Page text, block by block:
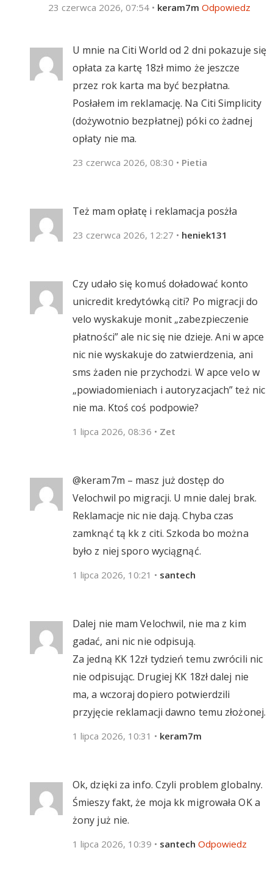
23 czerwca 2026, 07:54 • keram7m Odpowiedz
U mnie na Citi World od 2 dni pokazuje się
opłata za kartę 18zł mimo że jeszcze
przez rok karta ma być bezpłatna.
Posłałem im reklamację. Na Citi Simplicity
(dożywotnio bezpłatnej) póki co żadnej
opłaty nie ma.
23 czerwca 2026, 08:30 • Pietia
Też mam opłatę i reklamacja posżła
23 czerwca 2026, 12:27 • heniek131
Czy udało się komuś doładować konto
unicredit kredytówką citi? Po migracji do
velo wyskakuje monit „zabezpieczenie
płatności” ale nic się nie dzieje. Ani w apce
nic nie wyskakuje do zatwierdzenia, ani
sms żaden nie przychodzi. W apce velo w
„powiadomieniach i autoryzacjach” też nic
nie ma. Ktoś coś podpowie?
1 lipca 2026, 08:36 • Zet
@keram7m – masz już dostęp do
Velochwil po migracji. U mnie dalej brak.
Reklamacje nic nie dają. Chyba czas
zamknąć tą kk z citi. Szkoda bo można
było z niej sporo wyciągnąć.
1 lipca 2026, 10:21 • santech
Dalej nie mam Velochwil, nie ma z kim
gadać, ani nic nie odpisują.
Za jedną KK 12zł tydzień temu zwrócili nic
nie odpisując. Drugiej KK 18zł dalej nie
ma, a wczoraj dopiero potwierdzili
przyjęcie reklamacji dawno temu złożonej.
1 lipca 2026, 10:31 • keram7m
Ok, dzięki za info. Czyli problem globalny.
Śmieszy fakt, że moja kk migrowała OK a
żony już nie.
1 lipca 2026, 10:39 • santech Odpowiedz